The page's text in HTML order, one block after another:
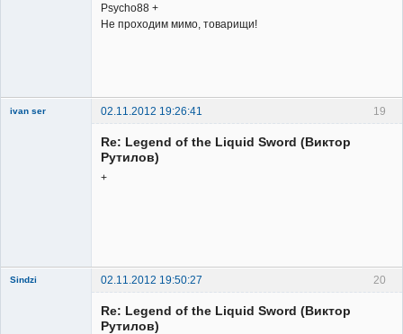
Psycho88 +
Не проходим мимо, товарищи!
19
ivan ser
02.11.2012 19:26:41
Re: Legend of the Liquid Sword (Виктор
Рутилов)
+
20
Sindzi 02.11.2012 19:50:27
Re: Legend of the Liquid Sword (Виктор
Рутилов)